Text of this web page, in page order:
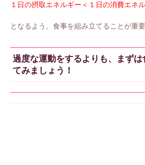
１日の摂取エネルギー＜１日の消費エネ
となるよう、食事を組み立てることが重
過度な運動をするよりも、まずは
てみましょう！